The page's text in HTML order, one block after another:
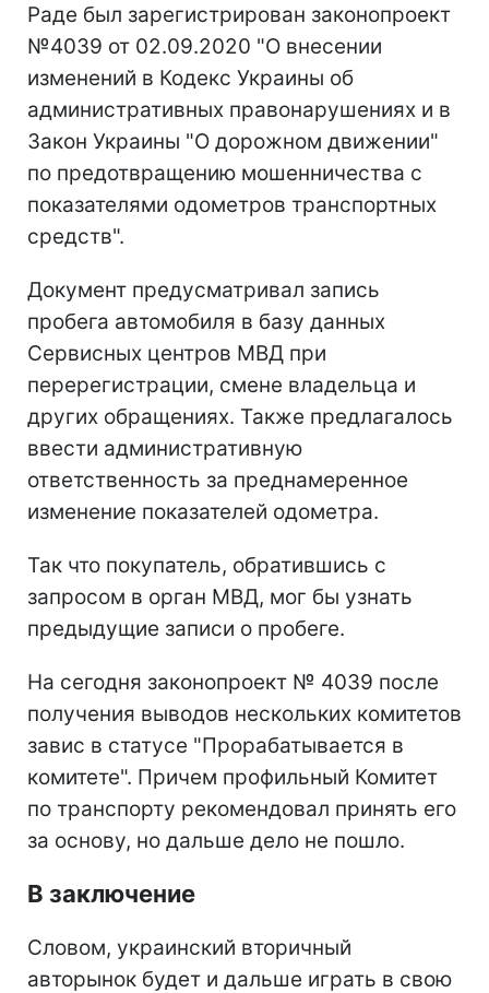
Раде был зарегистрирован законопроект
№4039 от 02.09.2020 "О внесении
изменений в Кодекс Украины об
административных правонарушениях и в
Закон Украины "О дорожном движении"
по предотвращению мошенничества с
показателями одометров транспортных
средств".
Документ предусматривал запись
пробега автомобиля в базу данных
Сервисных центров МВД при
перерегистрации, смене владельца и
других обращениях. Также предлагалось
ввести административную
ответственность за преднамеренное
изменение показателей одометра.
Так что покупатель, обратившись с
запросом в орган МВД, мог бы узнать
предыдущие записи о пробеге.
На сегодня законопроект № 4039 после
получения выводов нескольких комитетов
завис в статусе "Прорабатывается в
комитете". Причем профильный Комитет
по транспорту рекомендовал принять его
за основу, но дальше дело не пошло.
В заключение
Словом, украинский вторичный
авторынок будет и дальше играть в свою